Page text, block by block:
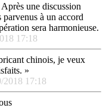
une discussion
à un accord
sera harmonieuse.
17:18
chinois, je veux
»
2018 17:18